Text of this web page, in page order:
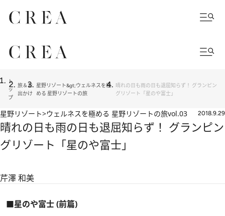
ト
ッ
プ
旅＆お
出かけ
星野リゾート&gt;ウェルネスを極
める 星野リゾートの旅
晴れの日も雨の日も退屈知らず！ グランピン
グリゾート「星のや富士」
星野リゾート>ウェルネスを極める 星野リゾートの旅vol.03 2018.9.29
晴れの日も雨の日も退屈知らず！ グランピン
グリゾート「星のや富士」
芹澤 和美
■星のや富士 (前篇)